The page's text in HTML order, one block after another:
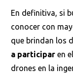
En definitiva, si
conocer con
que brindan los
a participar en
drones en la